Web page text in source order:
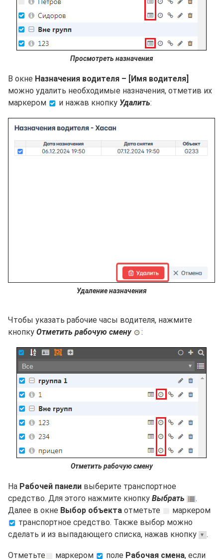
Просмотреть назначения
В окне Назначения водителя – [Имя водителя]
можно удалить необходимые назначения, отметив их
маркером
и нажав кнопку Удалить:
Удаление назначения
Чтобы указать рабочие часы водителя, нажмите
кнопку Отметить рабочую смену :
Отметить рабочую смену
На Рабочей панели выберите транспортное
средство. Для этого нажмите кнопку Выбрать
.
Далее в окне Выбор объекта отметьте
маркером
транспортное средство. Также выбор можно
сделать и из выпадающего списка, нажав кнопку
.
Отметьте маркером поле Рабочая смена, если